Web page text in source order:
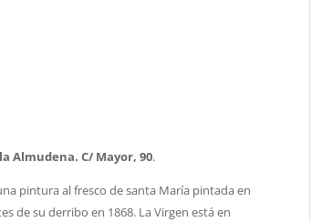
Almudena. C/ Mayor, 90.
pintura al fresco de santa María pintada en
de su derribo en 1868. La Virgen está en